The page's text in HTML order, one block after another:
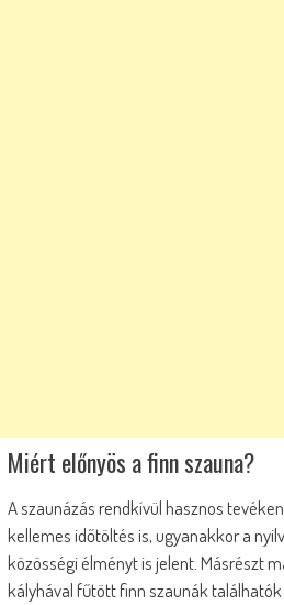
Miért előnyös a finn szauna?
A szaunázás rendkívül hasznos
kellemes időtöltés is, ugyanakkor a
közösségi élményt is jelent. Másrészt
kályhával fűtött finn szaunák találhatók